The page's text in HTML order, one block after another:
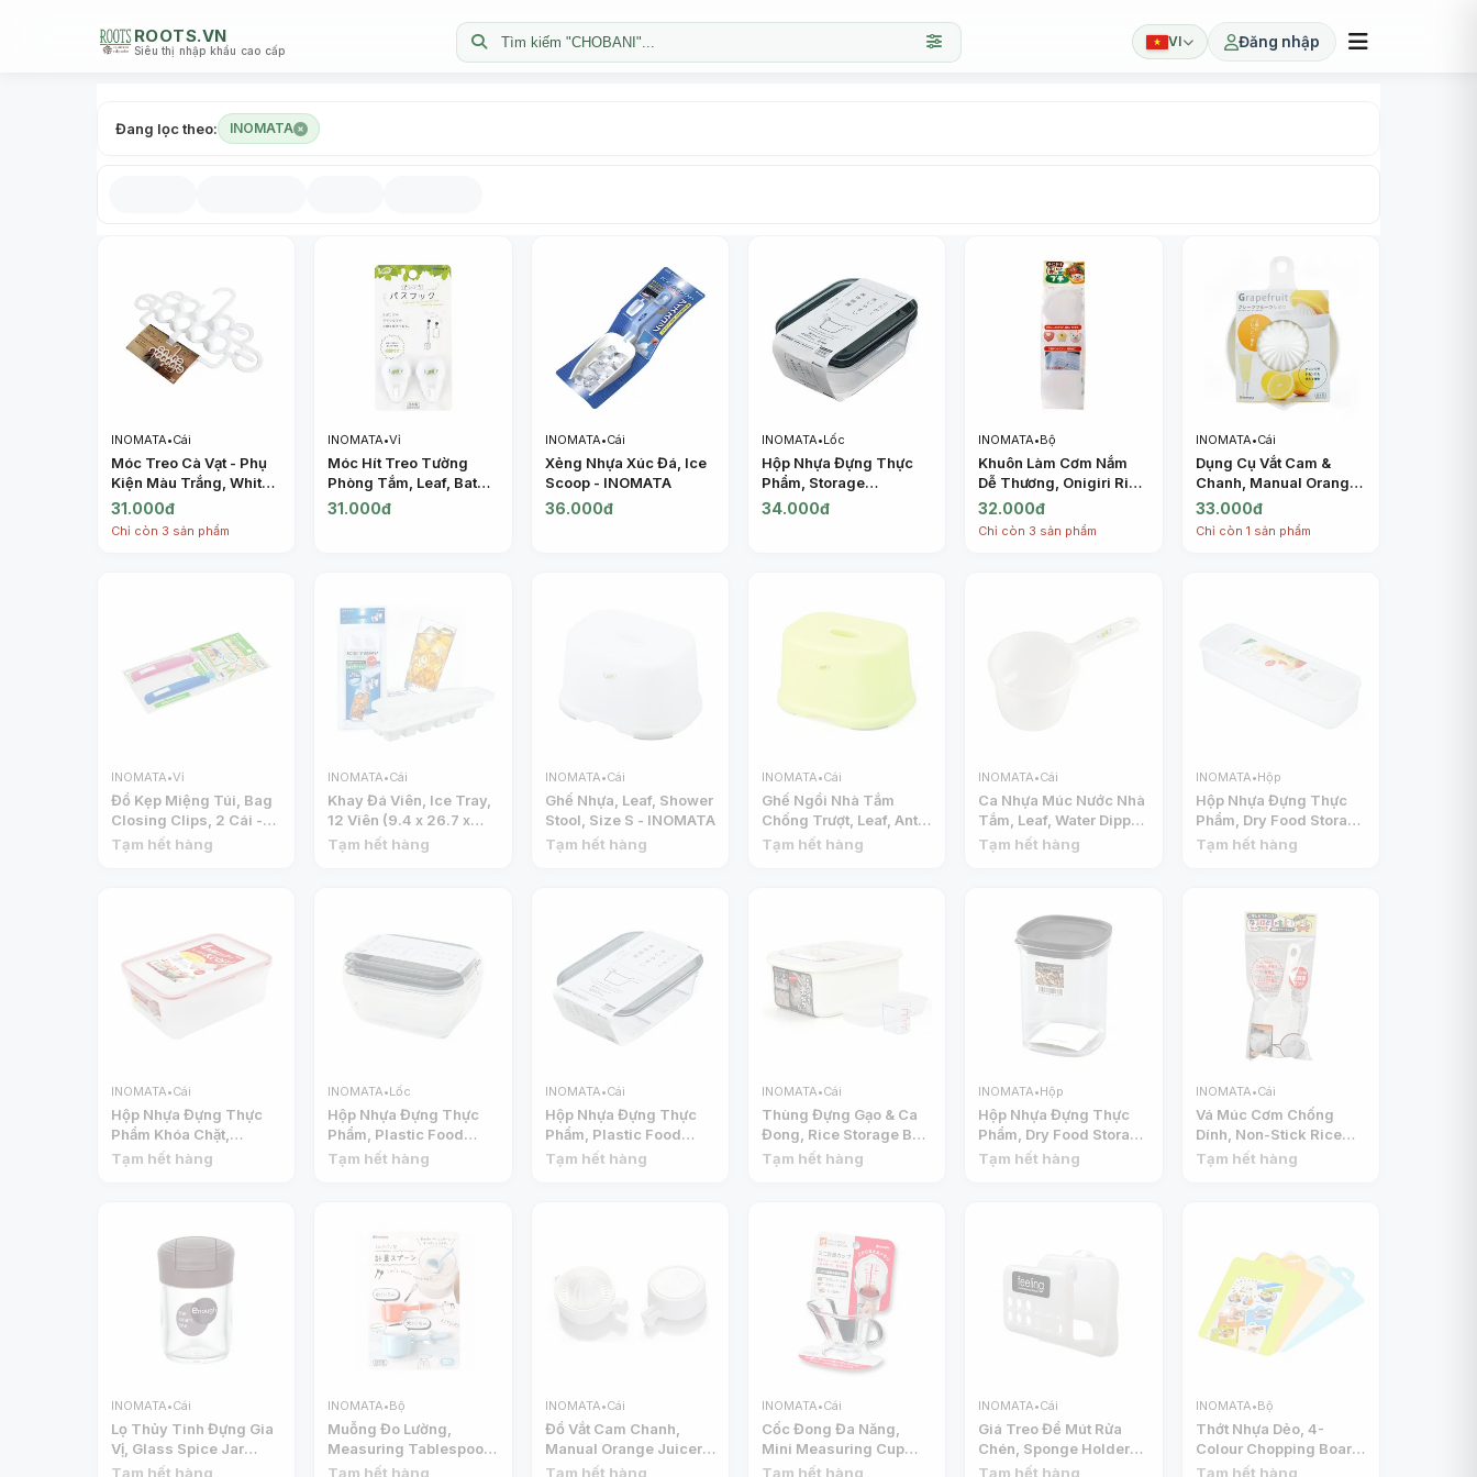
ROOTS.VN
Siêu thị nhập khẩu cao cấp
Tìm kiếm "CHOBANI"... VI Đăng nhập
Đang lọc theo: INOMATA
INOMATA•Cái
Móc Treo Cà Vạt - Phụ
Kiện Màu Trắng, White
Tie Rack Hanger -
INOMATA
31.000đ
Chỉ còn 3 sản phẩm
INOMATA•Vỉ
Móc Hít Treo Tường
Phòng Tắm, Leaf, Bath
Hook, 2 Cái (4 x 3.5 x
31.000đ
INOMATA•Cái
Xẻng Nhựa Xúc Đá, Ice
Scoop - INOMATA
36.000đ
INOMATA•Lốc
Hộp Nhựa Đựng Thực
Phẩm, Storage
Container Set, 2 Cái,
34.000đ
INOMATA•Bộ
Khuôn Làm Cơm Nắm
Dễ Thương, Onigiri Rice
Ball Mold, 3 Shapes
(17.3 x 5.9 x 3.9cm) -
32.000đ
Chỉ còn 3 sản phẩm
INOMATA•Cái
Dụng Cụ Vắt Cam &
Chanh, Manual Orange
Lemon Citrus Juicer -
Hand Squeezer
(250ml) - INOMATA
33.000đ
Chỉ còn 1 sản phẩm
INOMATA•Vỉ
Đồ Kẹp Miệng Túi, Bag
Closing Clips, 2 Cái -
INOMATA
Tạm hết hàng
INOMATA•Cái
Khay Đá Viên, Ice Tray,
12 Viên (9.4 x 26.7 x
3.9cm) - INOMATA
Tạm hết hàng
INOMATA•Cái
Ghế Nhựa, Leaf, Shower
Stool, Size S - INOMATA
Tạm hết hàng
INOMATA•Cái
Ghế Ngồi Nhà Tắm
Chống Trượt, Leaf, Anti-
Slip Bath Chair (25 x
Tạm hết hàng
INOMATA•Cái
Ca Nhựa Múc Nước Nhà
Tắm, Leaf, Water Dipper
(1.3L) - INOMATA
Tạm hết hàng
INOMATA•Hộp
Hộp Nhựa Đựng Thực
Phẩm, Dry Food Storage
Container (29 x 9.3 x
Tạm hết hàng
INOMATA•Cái
Hộp Nhựa Đựng Thực
Phẩm Khóa Chặt,
Airtight Plastic Food
Tạm hết hàng
INOMATA•Lốc
Hộp Nhựa Đựng Thực
Phẩm, Plastic Food
Container, 3 Cái
Tạm hết hàng
INOMATA•Cái
Hộp Nhựa Đựng Thực
Phẩm, Plastic Food
Container, BPA Free,
Tạm hết hàng
INOMATA•Cái
Thùng Đựng Gạo & Ca
Đong, Rice Storage Box
with Measuring Cup
Tạm hết hàng
INOMATA•Hộp
Hộp Nhựa Đựng Thực
Phẩm, Dry Food Storage
Container (520ml) -
Tạm hết hàng
INOMATA•Cái
Vá Múc Cơm Chống
Dính, Non-Stick Rice
Serving Spoon -
Tạm hết hàng
INOMATA•Cái
Lọ Thủy Tinh Đựng Gia
Vị, Glass Spice Jar
(68ml) - INOMATA
Tạm hết hàng
INOMATA•Bộ
Muỗng Đo Lường,
Measuring Tablespoon
& Teaspoon, 2 Cái
Tạm hết hàng
INOMATA•Cái
Đồ Vắt Cam Chanh,
Manual Orange Juicer
(230ml) - INOMATA
Tạm hết hàng
INOMATA•Cái
Cốc Đong Đa Năng,
Mini Measuring Cup
(70ml) - INOMATA
Tạm hết hàng
INOMATA•Cái
Giá Treo Để Mút Rửa
Chén, Sponge Holder
for Kitchen Sink (9.2 x
Tạm hết hàng
INOMATA•Bộ
Thớt Nhựa Dẻo, 4-
Colour Chopping Board
Set, 4 Cái (19 x 29.2 x
Tạm hết hàng